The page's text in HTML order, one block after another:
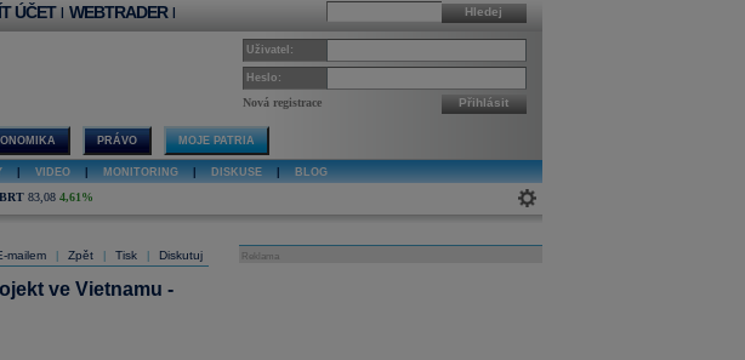
Hledej
ÚČET | WEBTRADER |
Uživatel:
Heslo:
Nová registrace Přihlásit
PRÁVO MOJE PATRIA
VIDEO MONITORING DISKUSE BLOG
BRT 83,08 4,61%
mailem Zpět Tisk Diskutuj
ve Vietnamu -
Reklama